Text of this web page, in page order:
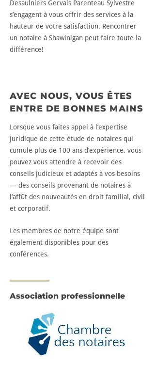
Desaulniers Gervais Parenteau Sylvestre
s’engagent à vous offrir des services à la
hauteur de votre satisfaction. Rencontrer
un notaire à Shawinigan peut faire toute la
différence!
AVEC NOUS, VOUS ÊTES
ENTRE DE BONNES MAINS
Lorsque vous faites appel à l’expertise
juridique de cette étude de notaires qui
cumule plus de 100 ans d’expérience, vous
pouvez vous attendre à recevoir des
conseils judicieux et adaptés à vos besoins
— des conseils provenant de notaires à
l’affût des nouveautés en droit familial, civil
et corporatif.
Les membres de notre équipe sont
également disponibles pour des
conférences.
Association professionnelle